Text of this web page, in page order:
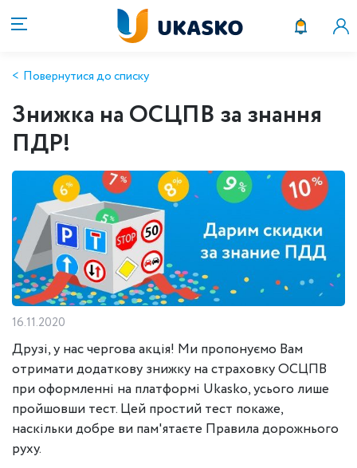
Повернутися до списку
Знижка на ОСЦПВ за знання
ПДР!
16.11.2020
Друзі, у нас чергова акція! Ми пропонуємо Вам
отримати додаткову знижку на страховку ОСЦПВ
при оформленні на платформі Ukasko, усього лише
пройшовши тест. Цей простий тест покаже,
наскільки добре ви пам'ятаєте Правила дорожнього
руху.